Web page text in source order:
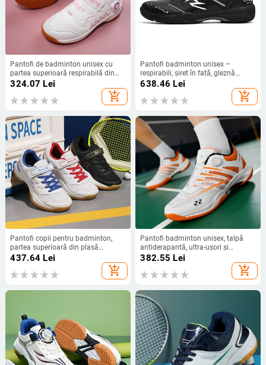
Pantofi de badminton unisex cu
partea superioară respirabilă din
plasă, talpă intermediară
EVA+gumă, talpă din cauciuc, guler
scurt
324.07 Lei
add_shopping_cart
Pantofi badminton unisex –
respirabili, șiret în față, gleznă
joasă, suprafață din piele sintetică,
talpă din cauciuc antiderapant
638.46 Lei
add_shopping_cart
Pantofi copii pentru badminton,
partea superioară din plasă
respirabilă, talpă exterioară din
cauciuc, talpă intermediară din
cauciuc, vârf rotund
437.64 Lei
add_shopping_cart
Pantofi badminton unisex, talpă
antiderapantă, ultra-ușori și
respirabili, gleznă joasă, talpă din
382.55 Lei
add_shopping_cart